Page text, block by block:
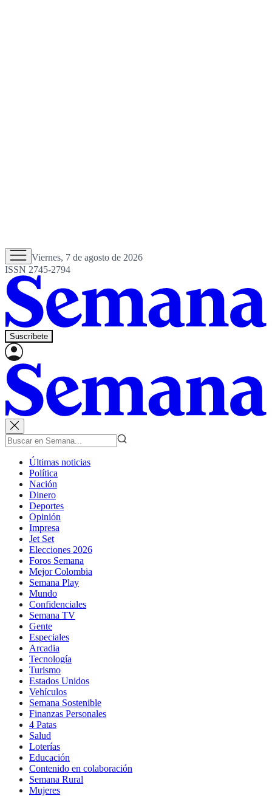
Viernes, 7 de agosto de 2026
ISSN 2745-2794
Suscríbete
Últimas noticias
Política
Nación
Dinero
Deportes
Opinión
Impresa
Jet Set
Elecciones 2026
Foros Semana
Mejor Colombia
Semana Play
Mundo
Confidenciales
Semana TV
Gente
Especiales
Arcadia
Tecnología
Turismo
Estados Unidos
Vehículos
Semana Sostenible
Finanzas Personales
4 Patas
Salud
Loterías
Educación
Contenido en colaboración
Semana Rural
Mujeres